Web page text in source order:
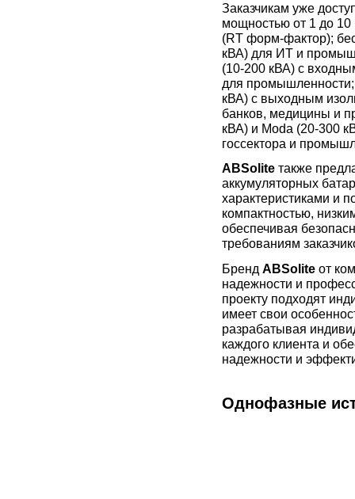
Заказчикам уже
мощностью от 1 до
(RT форм-фактор);
кВА) для ИТ и
(10-200 кВА) с
для
кВА) с выходным
банков, медицины и
кВА) и Moda (20-300
госсектора и
ABSolite также
аккумуляторных
характеристиками и
компактностью,
обеспечивая
требованиям
Бренд ABSolite от
надежности и
проекту подходят
имеет свои
разрабатывая
каждого клиента и
надежности и
Однофазные